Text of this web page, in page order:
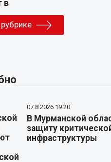
07.8.2026 19:20
В Мурманской
защиту
инфраструктуры